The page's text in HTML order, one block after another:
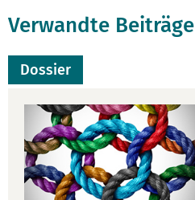
Verwandte Beiträge
Dossier